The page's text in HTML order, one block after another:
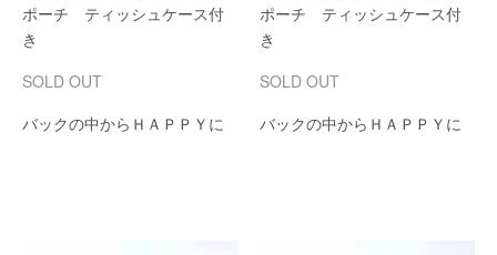
ポーチ ティッシュケース付
き
SOLD OUT
バックの中からＨＡＰＰＹに
ポーチ ティッシュケース付
き
SOLD OUT
バックの中からＨＡＰＰＹに